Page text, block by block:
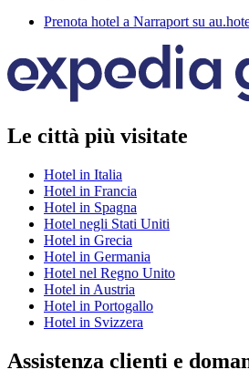
Prenota hotel a Narraport su
Le città più visitate
Hotel in Italia
Hotel in Francia
Hotel in Spagna
Hotel negli Stati Uniti
Hotel in Grecia
Hotel in Germania
Hotel nel Regno Unito
Hotel in Austria
Hotel in Portogallo
Hotel in Svizzera
Assistenza clienti e